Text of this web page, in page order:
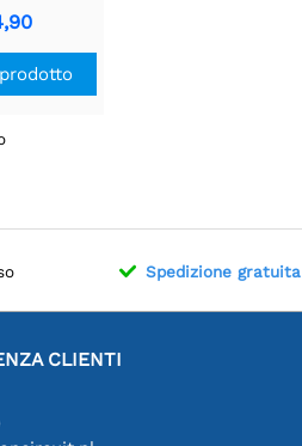
6GB
Spedizione gratuita
CLIENTI